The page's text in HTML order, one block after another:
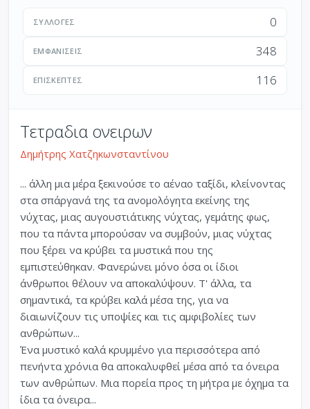
ΣΥΛΛΟΓΈΣ 0
ΕΜΦΑΝΊΣΕΙΣ 348
ΕΠΙΣΚΈΠΤΕΣ 116
Τετραδια ονειρων
Δημήτρης Χατζηκωνσταντίνου
... άλλη μια μέρα ξεκινούσε το αέναο ταξίδι, κλείνοντας
στα σπάργανά της τα ανομολόγητα εκείνης της
νύχτας, μιας αυγουστιάτικης νύχτας, γεμάτης φως,
που τα πάντα μπορούσαν να συμβούν, μιας νύχτας
που ξέρει να κρύβει τα μυστικά που της
εμπιστεύθηκαν. Φανερώνει μόνο όσα οι ίδιοι
άνθρωποι θέλουν να αποκαλύψουν. Τ' άλλα, τα
σημαντικά, τα κρύβει καλά μέσα της, για να
διαιωνίζουν τις υποψίες και τις αμφιβολίες των
ανθρώπων...
Ένα μυστικό καλά κρυμμένο για περισσότερα από
πενήντα χρόνια θα αποκαλυφθεί μέσα από τα όνειρα
των ανθρώπων. Μια πορεία προς τη μήτρα με όχημα τα
ίδια τα όνειρα...